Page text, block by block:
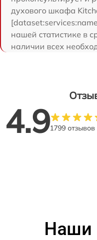
духового шкафа
нашей статистике в
наличии всех
4.91799 отзывов
Наши